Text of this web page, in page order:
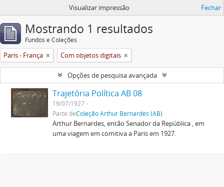
Visualizar impressão Fechar
Mostrando 1 resultados
Fundos e Coleções
Paris - França Com objetos digitais
Opções de pesquisa avançada
Trajetória Política AB 08
19/07/1927
Parte deColeção Arthur Bernardes (AB)
Arthur Bernardes, então Senador da República , em
uma viagem em comitiva a Paris em 1927.